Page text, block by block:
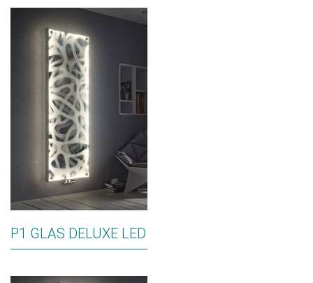
P1 GLAS DELUXE LED